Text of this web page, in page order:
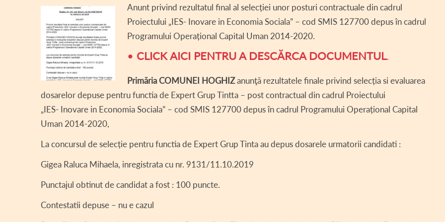
DECLARAȚII DE AVERE ► DECLARAȚII DE AVERE
DECLARAȚII DE AVERE
DECLARAȚII DE AVERE –
DECLARAȚII DE AVERE
DECLARAȚII DE AVERE
DECLARAȚII DE INTERESE ► DECLARAȚII DE
DECLARAȚII DE
DECLARAȚII DE
DECLARAȚII DE
DECLARAȚII DE
CONSILIUL LOCAL ► H.C.L. 2019
ASISTENȚĂ SOCIALĂ
COMITET LOCAL SITUAȚII DE URGENȚĂ
INFORMAȚII INTERES PUBLIC
TRANSPARENȚĂ SALARIALĂ
AVIZE / AUTORIZAȚII FUNCȚIONARE
PROIECTE DERULATE – COMUNA HOGHIZ
FAUNA ÎN HOGHIZ
TURISM
Anunt privind rezultatul final al selecției unor posturi contractuale din cadrul
Proiectului „IES- Inovare in Economia Sociala” – cod SMIS 127700 depus în cadrul
Programului Operațional Capital Uman 2014-2020.
• CLICK AICI PENTRU A DESCĂRCA DOCUMENTUL.
Primăria COMUNEI HOGHIZanunţă rezultatele finale privind selecția si evaluarea
dosarelor depuse pentru functia de Expert Grup Tintta – post contractual din cadrul Proiectului
„IES- Inovare in Economia Sociala” – cod SMIS 127700 depus în cadrul Programului Operațional Capital
Uman 2014-2020,
La concursul de selecție pentru functia de Expert Grup Tinta au depus dosarele urmatorii candidati :
Gigea Raluca Mihaela, inregistrata cu nr. 9131/11.10.2019
Punctajul obtinut de candidat a fost : 100 puncte.
Contestatii depuse – nu e cazul